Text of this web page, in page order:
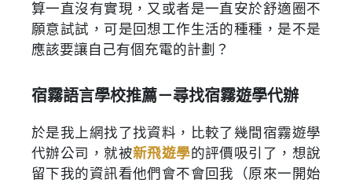
算一直沒有實現，又或者是一直安於舒適圈不
願意試試，可是回想工作生活的種種，是不是
應該要讓自己有個充電的計劃？
宿霧語言學校推薦－尋找宿霧遊學代辦
於是我上網找了找資料，比較了幾間宿霧遊學
代辦公司，就被新飛遊學的評價吸引了，想說
留下我的資訊看他們會不會回我（原來一開始